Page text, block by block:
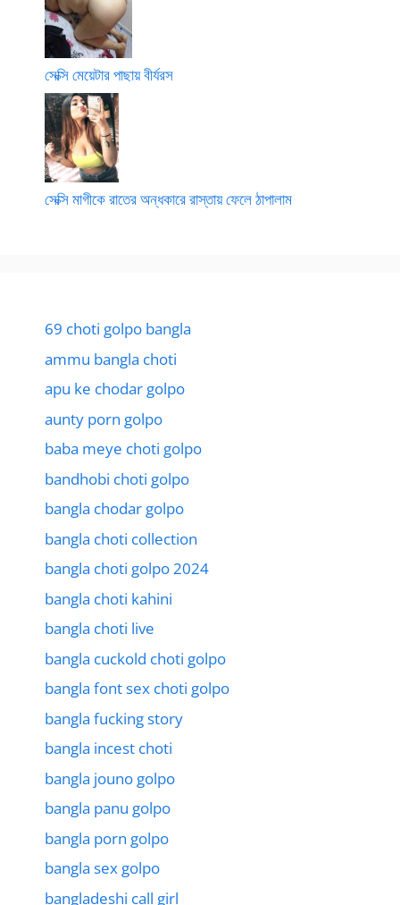
সেক্সি মেয়েটার পাছায় বীর্যরস
সেক্সি মাগীকে রাতের অন্ধকারে রাস্তায় ফেলে ঠাপালাম
69 choti golpo bangla
ammu bangla choti
apu ke chodar golpo
aunty porn golpo
baba meye choti golpo
bandhobi choti golpo
bangla chodar golpo
bangla choti collection
bangla choti golpo 2024
bangla choti kahini
bangla choti live
bangla cuckold choti golpo
bangla font sex choti golpo
bangla fucking story
bangla incest choti
bangla jouno golpo
bangla panu golpo
bangla porn golpo
bangla sex golpo
bangladeshi call girl